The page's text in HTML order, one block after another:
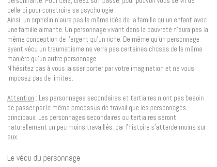
celle-ci pour construire sa psychologie.
Ainsi, un orphelin n’aura pas la même idée de la famille qu’un enfant avec
une famille aimante. Un personnage vivant dans la pauvreté n’aura pas la
même conception de l’argent qu’un riche. De même qu’un personnage
ayant vécu un traumatisme ne verra pas certaines choses de la même
manière qu’un autre personnage.
N’hésitez pas à vous laisser porter par votre imagination et ne vous
imposez pas de limites.
Attention : Les personnages secondaires et tertiaires n’ont pas besoin
de passer par le même processus de travail que les personnages
principaux. Les personnages secondaires ou tertiaires seront
naturellement un peu moins travaillés, car l’histoire s’attarde moins sur
eux.
Le vécu du personnage